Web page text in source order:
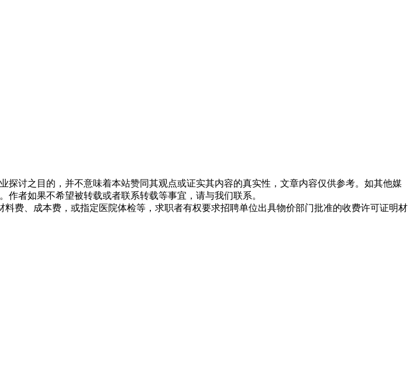
讨之目的，并不意味着本站赞同其观点或证实其内容的真实性，文章内容仅供参考。如其他媒
者如果不希望被转载或者联系转载等事宜，请与我们联系。
费、成本费，或指定医院体检等，求职者有权要求招聘单位出具物价部门批准的收费许可证明材